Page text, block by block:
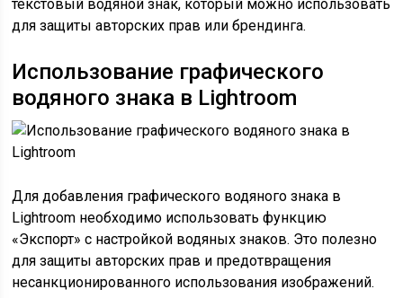
текстовый водяной знак, который можно использовать
для защиты авторских прав или брендинга.
Использование графического
водяного знака в Lightroom
Для добавления графического водяного знака в
Lightroom необходимо использовать функцию
«Экспорт» с настройкой водяных знаков. Это полезно
для защиты авторских прав и предотвращения
несанкционированного использования изображений.